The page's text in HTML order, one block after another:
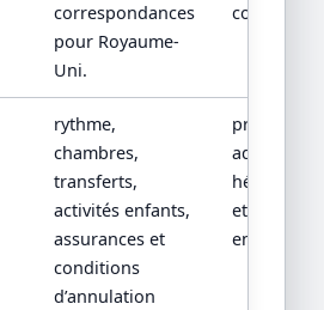
correspondances
pour Royaume-
Uni.
confirmés.
rythme,
chambres,
transferts,
activités enfants,
assurances et
conditions
d’annulation
adapté,
et
enfants.